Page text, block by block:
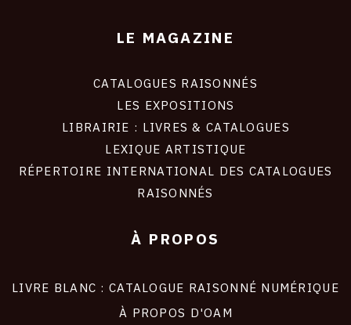
LE MAGAZINE
CATALOGUES RAISONNÉS
LES EXPOSITIONS
LIBRAIRIE : LIVRES & CATALOGUES
LEXIQUE ARTISTIQUE
RÉPERTOIRE INTERNATIONAL DES CATALOGUES
RAISONNÉS
À PROPOS
LIVRE BLANC : CATALOGUE RAISONNÉ NUMÉRIQUE
À PROPOS D'OAM